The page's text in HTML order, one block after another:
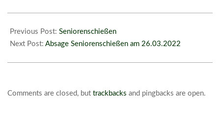
03-
17
Previous Post: Seniorenschießen
Next Post: Absage Seniorenschießen am 26.03.2022
Comments are closed, but trackbacks and pingbacks are open.